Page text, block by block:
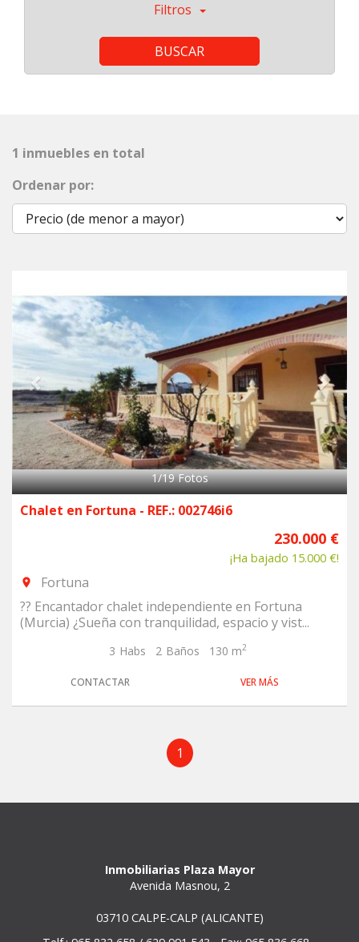
Filtros
BUSCAR
1 inmuebles en total
Ordenar por:
1/19Fotos
Chalet en Fortuna - REF.: 002746i6
230.000 €
¡Ha bajado 15.000 €!
room
Fortuna
?? Encantador chalet independiente en Fortuna
(Murcia) ¿Sueña con tranquilidad, espacio y vist...
3 Habs 2 Baños 130 m2
CONTACTAR VER MÁS
1
Inmobiliarias Plaza Mayor
Avenida Masnou, 2
03710 CALPE-CALP (ALICANTE)